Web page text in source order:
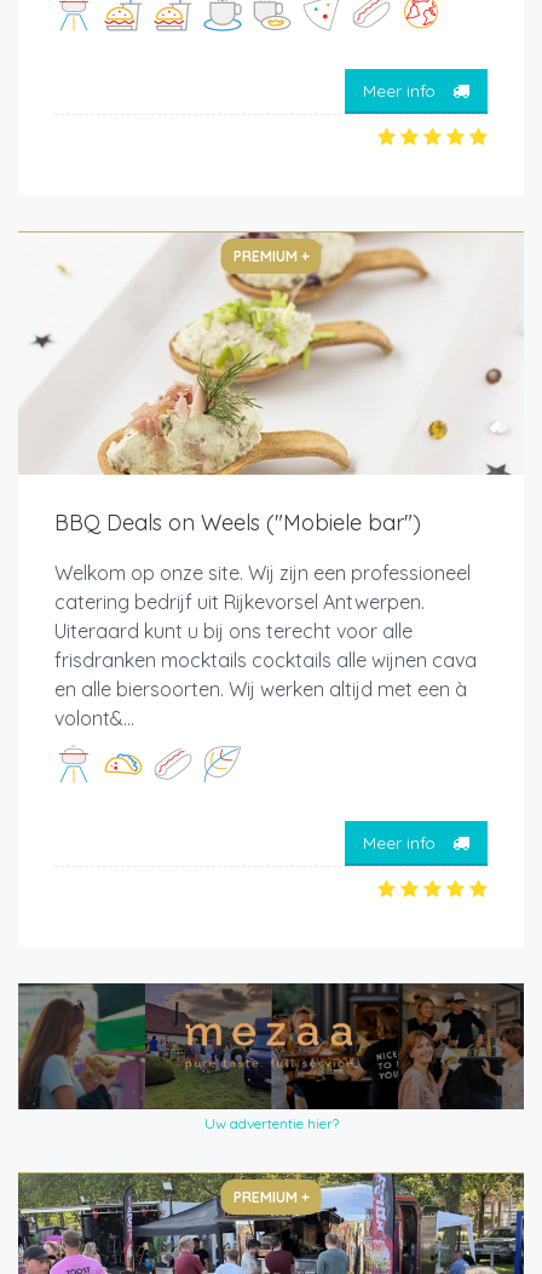
Meer info
PREMIUM +
BBQ Deals on Weels ("Mobiele bar")
Welkom op onze site. Wij zijn een professioneel
catering bedrijf uit Rijkevorsel Antwerpen.
Uiteraard kunt u bij ons terecht voor alle
frisdranken mocktails cocktails alle wijnen cava
en alle biersoorten. Wij werken altijd met een à
volont&...
Meer info
Uw advertentie hier?
PREMIUM +